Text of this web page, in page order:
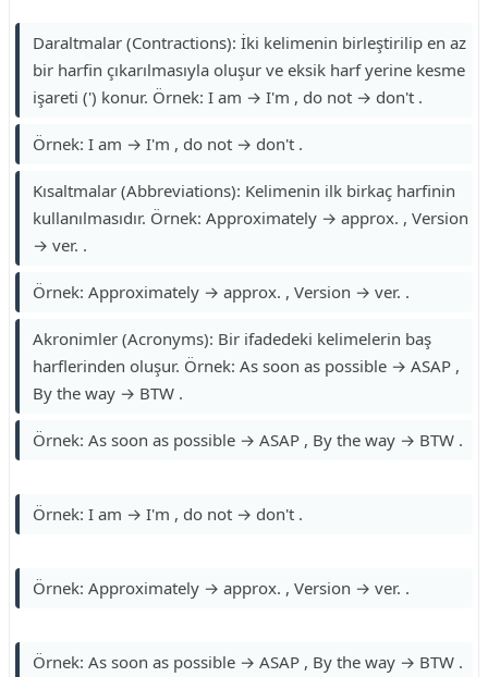
Daraltmalar (Contractions): İki kelimenin birleştirilip en az
bir harfin çıkarılmasıyla oluşur ve eksik harf yerine kesme
işareti (') konur. Örnek: I am → I'm , do not → don't .
Örnek: I am → I'm , do not → don't .
Kısaltmalar (Abbreviations): Kelimenin ilk birkaç harfinin
kullanılmasıdır. Örnek: Approximately → approx. , Version
→ ver. .
Örnek: Approximately → approx. , Version → ver. .
Akronimler (Acronyms): Bir ifadedeki kelimelerin baş
harflerinden oluşur. Örnek: As soon as possible → ASAP ,
By the way → BTW .
Örnek: As soon as possible → ASAP , By the way → BTW .
Örnek: I am → I'm , do not → don't .
Örnek: Approximately → approx. , Version → ver. .
Örnek: As soon as possible → ASAP , By the way → BTW .